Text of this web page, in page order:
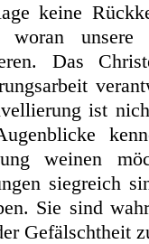
keine
woran
Das
ist
weinen
siegreich
Sie sind
Gefälschtheit